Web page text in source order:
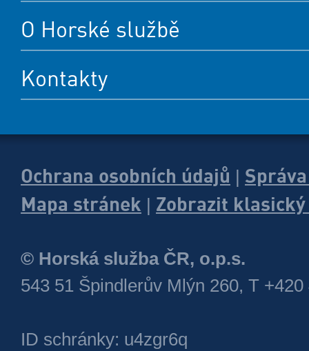
O Horské službě
Kontakty
Ochrana osobních údajů |
Mapa stránek | Zobrazit
© Horská služba ČR, o.p.s.
543 51 Špindlerův Mlýn 260, T +420
ID schránky: u4zgr6q